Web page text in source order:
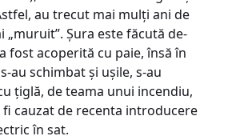
au trecut mai mulţi ani de
„muruit”. Şura este făcută de-
fost acoperită cu paie, însă în
au schimbat şi uşile, s-au
ţiglă, de teama unui incendiu,
cauzat de recenta introducere
în sat.